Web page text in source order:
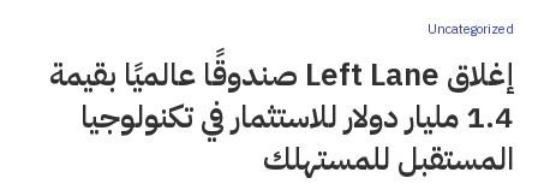
Uncategorized
إغلاق Left Lane صندوقًا عالميًا بقيمة
1.4 مليار دولار للاستثمار في تكنولوجيا
المستقبل للمستهلك